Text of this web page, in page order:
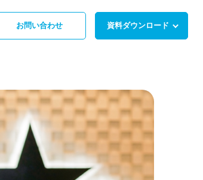
お問い合わせ 資料ダウンロード